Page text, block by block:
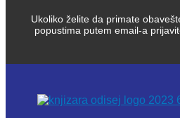
Ukoliko želite da primate
popustima putem email-a